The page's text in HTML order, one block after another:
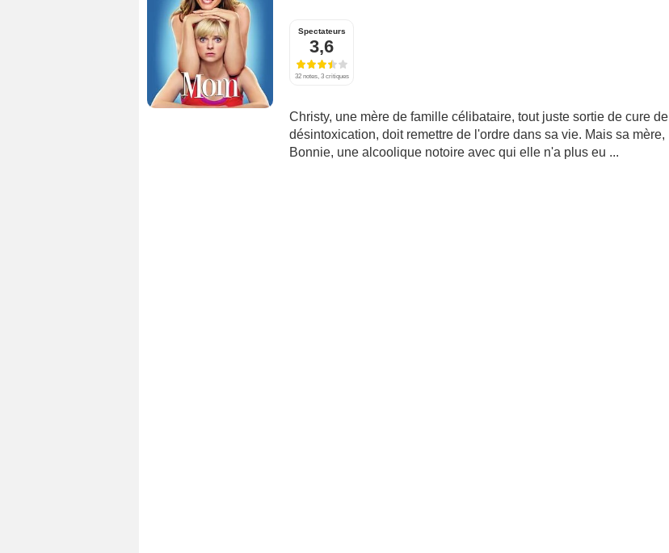
Spectateurs
3,6
32 notes, 3 critiques
Christy, une mère de famille célibataire, tout juste sortie de cure de
désintoxication, doit remettre de l'ordre dans sa vie. Mais sa mère,
Bonnie, une alcoolique notoire avec qui elle n'a plus eu ...